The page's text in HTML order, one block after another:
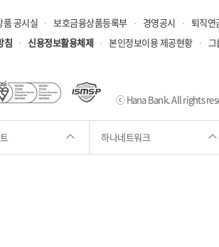
품 공시실 보호금융상품등록부 경영공시
퇴직연
침
신용정보활용체제 본인정보이용 제공현황 그
ⓒ Hana Bank. All rights
하나네트워크